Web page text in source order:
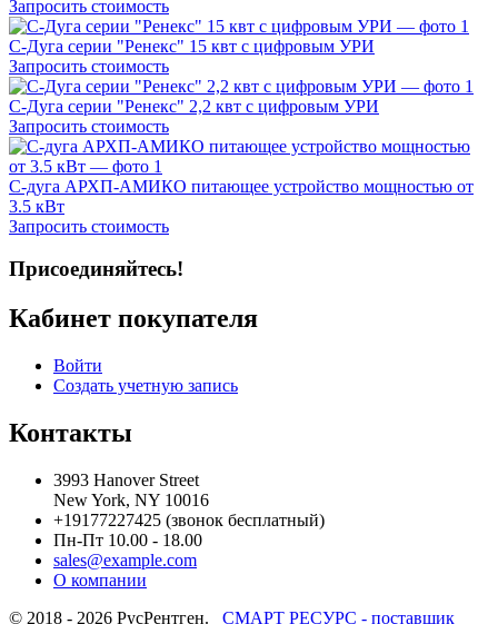
Запросить стоимость
С-Дуга серии "Ренекс" 15 квт с цифровым УРИ
Запросить стоимость
С-Дуга серии "Ренекс" 2,2 квт с цифровым УРИ
Запросить стоимость
С-дуга АРХП-АМИКО питающее устройство мощностью от
3.5 кВт
Запросить стоимость
Присоединяйтесь!
Кабинет покупателя
Войти
Создать учетную запись
Контакты
3993 Hanover Street
New York, NY 10016
+19177227425 (звонок бесплатный)
Пн-Пт 10.00 - 18.00
sales@example.com
О компании
© 2018 - 2026 РусРентген. СМАРТ РЕСУРС - поставщик